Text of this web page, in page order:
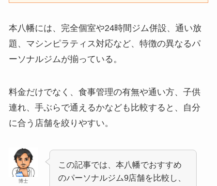
本八幡には、完全個室や24時間ジム併設、通い放
題、マシンピラティス対応など、特徴の異なるパ
ーソナルジムが揃っている。
料金だけでなく、食事管理の有無や通い方、子供
連れ、手ぶらで通えるかなども比較すると、自分
に合う店舗を絞りやすい。
博士
この記事では、本八幡でおすすめ
のパーソナルジム9店舗を比較し、